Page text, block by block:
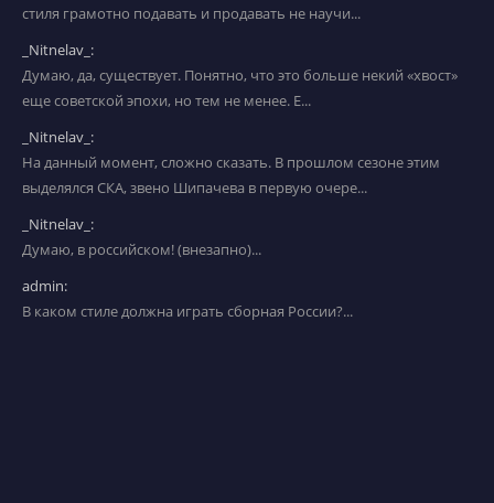
стиля грамотно подавать и продавать не научи...
_Nitnelav_:
Думаю, да, существует. Понятно, что это больше некий «хвост»
еще советской эпохи, но тем не менее. Е...
_Nitnelav_:
На данный момент, сложно сказать. В прошлом сезоне этим
выделялся СКА, звено Шипачева в первую очере...
_Nitnelav_:
Думаю, в российском! (внезапно)...
admin:
В каком стиле должна играть сборная России?...